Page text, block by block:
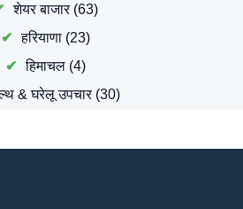
शेयर बाजार(63)
हरियाणा (23)
हिमाचल (4)
& घरेलू उपचार(30)